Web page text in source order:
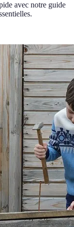
avec notre guide